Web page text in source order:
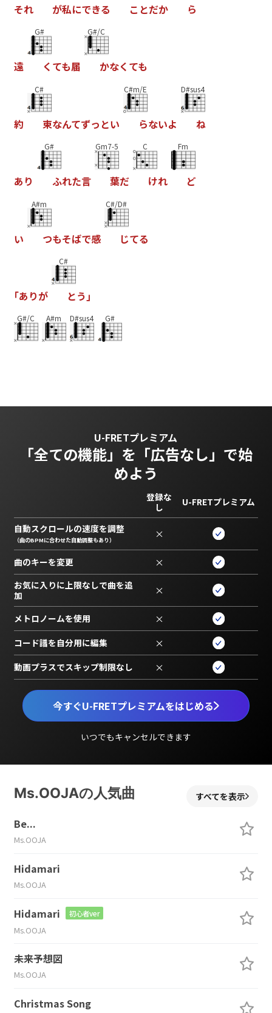
それ が私にできる こ とだか ら
遠
G#
く ても届
G#/C
かなく ても
約
C#
束なんてずっ とい
C#m/E
らないよ
D#sus4
ね
あ り
G#
ふれた言
Gm7-5
葉だ
C
けれ
Fm
ど
い
A#m
つもそばで感
C#/D#
じてる
｢あ りが
C#
とう ｣
G#/C A#m D#sus4 G#
U-FRETプレミアム
「全ての機能」を 「広告なし」で始
めよう
今すぐU-FRETプレミアムをはじめる
いつでもキャンセルできます
登録な
し
U-FRETプレミアム
自動スクロールの速度を調整
（曲のBPMに合わせた自動調整もあり） ×
曲のキーを変更 ×
お気に入りに上限なしで曲を追
加
×
メトロノームを使用 ×
コード譜を自分用に編集 ×
動画プラスでスキップ制限なし ×
Ms.OOJAの人気曲 すべてを表示
Be...
Ms.OOJA
Hidamari
Ms.OOJA
Hidamari 初心者ver
Ms.OOJA
未来予想図
Ms.OOJA
Christmas Song